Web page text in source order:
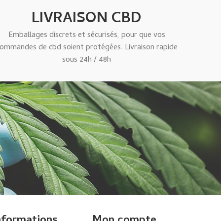
LIVRAISON CBD
Emballages discrets et sécurisés, pour que vos
de cbd soient protégées. Livraison rapide
sous 24h / 48h